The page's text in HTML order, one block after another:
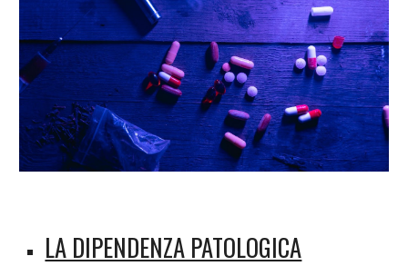
LA DIPENDENZA PATOLOGICA